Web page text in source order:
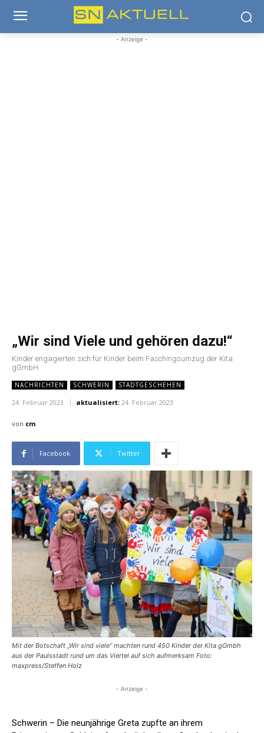
- Anzeige -
„Wir sind Viele und gehören dazu!“
Kinder engagierten sich für Kinder beim Faschingsumzug der Kita
gGmbH
NACHRICHTEN SCHWERIN STADTGESCHEHEN
24. Februar 2023 aktualisiert: 24. Februar 2023
von cm
Facebook Twitter
Mit der Botschaft „Wir sind viele“ machten rund 450 Kinder der Kita gGmbh
aus der Paulsstadt rund um das Viertel auf sich aufmerksam Foto:
maxpress/Steffen Holz
- Anzeige -
Schwerin – Die neunjährige Greta zupfte an ihrem